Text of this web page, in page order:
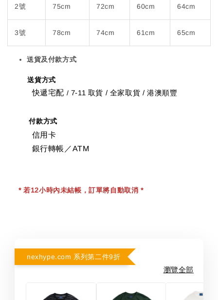
2號 75cm 72cm 60cm 64cm
3號 78cm 74cm 61cm 65cm
送貨及付款方式
送貨方式
快遞宅配 / 7-11 取貨 / 全家取貨 / 港澳順豐
付款方式
信用卡
銀行轉帳／ATM
* 若12小時內未結帳，訂單將自動取消 *
nexhype.com 系列第二件9折
瀏覽全部